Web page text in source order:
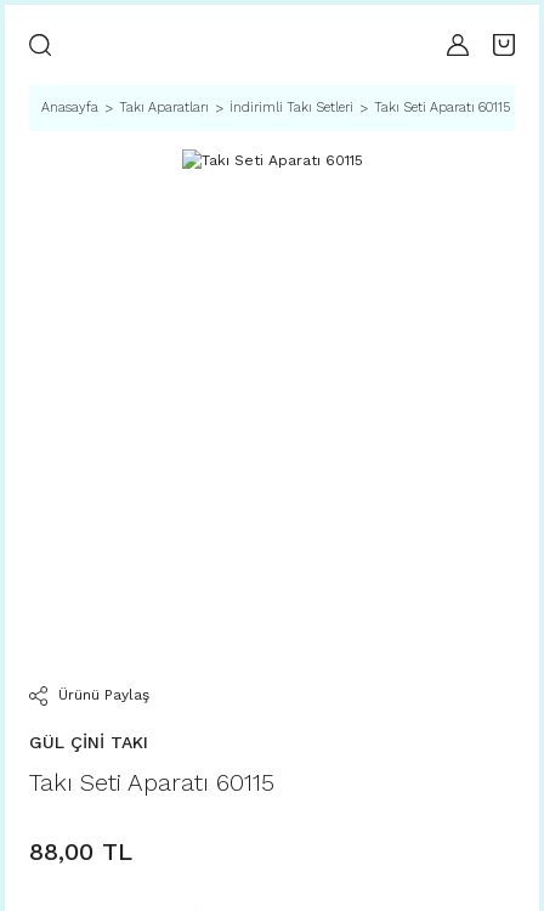
Anasayfa Takı Aparatları İndirimli Takı Setleri Takı Seti Aparatı 60115
Ürünü Paylaş
GÜL ÇİNİ TAKI
Takı Seti Aparatı 60115
88,00 TL